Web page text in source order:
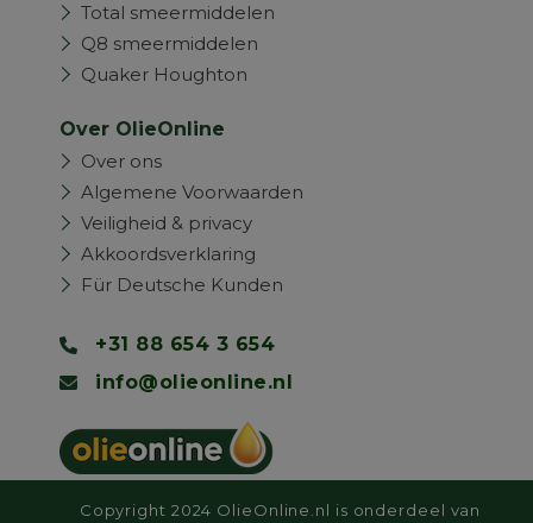
Total smeermiddelen
Q8 smeermiddelen
Quaker Houghton
Over OlieOnline
Over ons
Algemene Voorwaarden
Veiligheid & privacy
Akkoordsverklaring
Für Deutsche Kunden
+31 88 654 3 654
info@olieonline.nl
Copyright 2024 OlieOnline.nl is onderdeel van